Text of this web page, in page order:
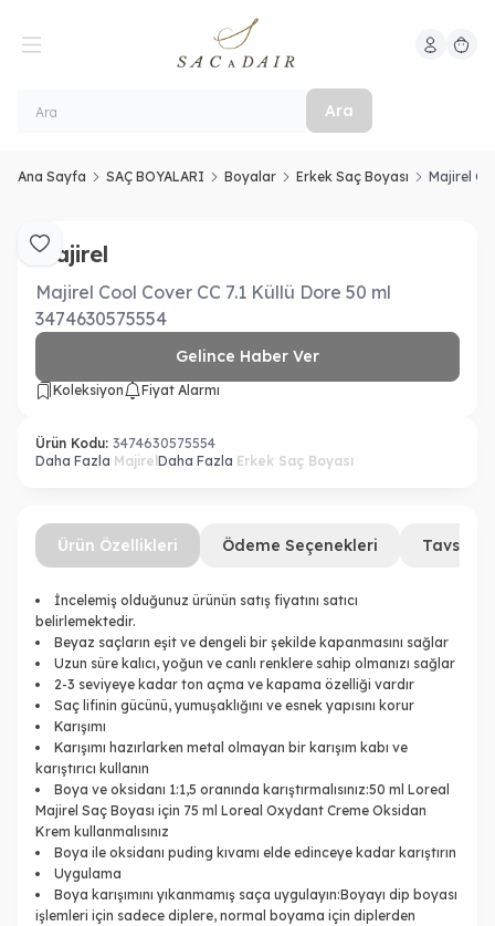
Ara
Hesabım
Ana Sayfa SAÇ BOYALARI Boyalar Erkek Saç Boyası Majirel
Favoriye Ekle
Majirel
Majirel Cool Cover CC 7.1 Küllü Dore 50 ml
3474630575554
Gelince Haber Ver
Koleksiyon Fiyat Alarmı
Ürün Kodu: 3474630575554
Daha Fazla Majirel Daha Fazla Erkek Saç Boyası
Ürün Özellikleri Ödeme Seçenekleri Tavsiye
İncelemiş olduğunuz ürünün satış fiyatını satıcı
belirlemektedir.
Beyaz saçların eşit ve dengeli bir şekilde kapanmasını sağlar
Uzun süre kalıcı, yoğun ve canlı renklere sahip olmanızı sağlar
2-3 seviyeye kadar ton açma ve kapama özelliği vardır
Saç lifinin gücünü, yumuşaklığını ve esnek yapısını korur
Karışımı
Karışımı hazırlarken metal olmayan bir karışım kabı ve
karıştırıcı kullanın
Boya ve oksidanı 1:1,5 oranında karıştırmalısınız:50 ml Loreal
Majirel Saç Boyası için 75 ml Loreal Oxydant Creme Oksidan
Krem kullanmalısınız
Boya ile oksidanı puding kıvamı elde edinceye kadar karıştırın
Uygulama
Boya karışımını yıkanmamış saça uygulayın:Boyayı dip boyası
işlemleri için sadece diplere, normal boyama için diplerden